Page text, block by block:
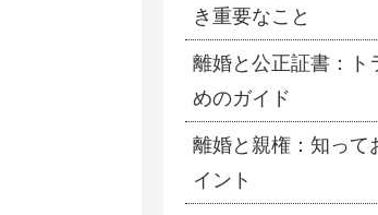
き重要なこと
離婚と公正証書：ト
めのガイド
離婚と親権：知って
イント